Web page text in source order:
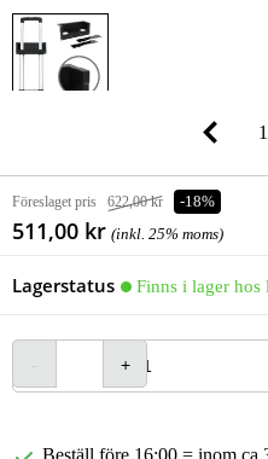
1
Föreslaget pris 622,00 kr -18%
511,00 kr (inkl. 25% moms)
Lagerstatus Finns i lager hos